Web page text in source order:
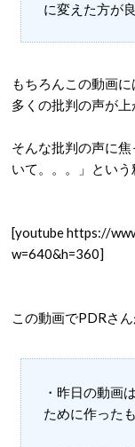
に変えた方が
もちろんこの動画
多くの批判の声が上
そんな批判の声に
いて。。。」という
[youtube https://
w=640&h=360]
この動画でPDRさ
・昨日の動画
ために作った